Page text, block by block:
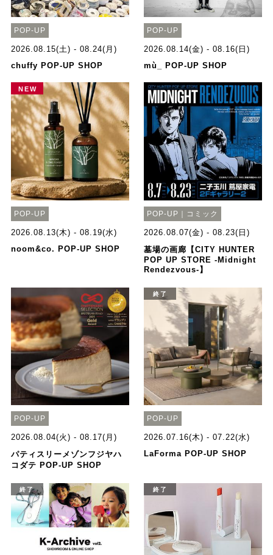
POP-UP
2026.08.15(土) - 08.24(月)
chuffy POP-UP SHOP
POP-UP
2026.08.14(金) - 08.16(日)
mù_ POP-UP SHOP
NEW
POP-UP
2026.08.13(木) - 08.19(水)
noom&co. POP-UP SHOP
POP-UP｜コミック
2026.08.07(金) - 08.23(日)
墓場の画廊【CITY HUNTER
POP UP STORE -Midnight
Rendezvous-】
POP-UP
2026.08.04(火) - 08.17(月)
パティスリーメゾンフジヤハ
コダテ POP-UP SHOP
終了
POP-UP
2026.07.16(木) - 07.22(水)
LaForma POP-UP SHOP
終了 終了